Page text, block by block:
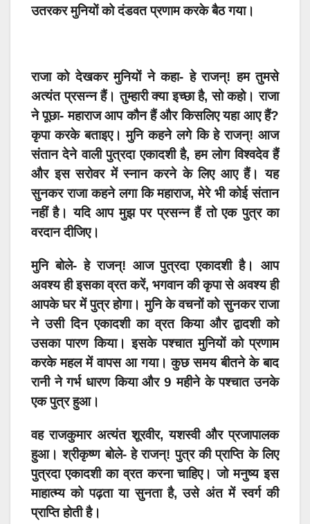
उतरकर मुनियों को दंडवत प्रणाम करके बैठ गया।
राजा को देखकर मुनियों ने कहा- हे राजन्! हम तुमसे
अत्यंत प्रसन्न हैं। तुम्हारी क्या इच्छा है, सो कहो। राजा
ने पूछा- महाराज आप कौन हैं और किसलिए यहा आए हैं?
कृपा करके बताइए। मुनि कहने लगे कि हे राजन्! आज
संतान देने वाली पुत्रदा एकादशी है, हम लोग विश्वदेव हैं
और इस सरोवर में स्नान करने के लिए आए हैं। यह
सुनकर राजा कहने लगा कि महाराज, मेरे भी कोई संतान
नहीं है। यदि आप मुझ पर प्रसन्न हैं तो एक पुत्र का
वरदान दीजिए।
मुनि बोले- हे राजन्! आज पुत्रदा एकादशी है। आप
अवश्य ही इसका व्रत करें, भगवान की कृपा से अवश्य ही
आपके घर में पुत्र होगा। मुनि के वचनों को सुनकर राजा
ने उसी दिन एकादशी का व्रत किया और द्वादशी को
उसका पारण किया। इसके पश्चात मुनियों को प्रणाम
करके महल में वापस आ गया। कुछ समय बीतने के बाद
रानी ने गर्भ धारण किया और 9 महीने के पश्चात उनके
एक पुत्र हुआ।
वह राजकुमार अत्यंत शूरवीर, यशस्वी और प्रजापालक
हुआ। श्रीकृष्ण बोले- हे राजन्! पुत्र की प्राप्ति के लिए
पुत्रदा एकादशी का व्रत करना चाहिए। जो मनुष्य इस
माहात्म्य को पढ़ता या सुनता है, उसे अंत में स्वर्ग की
प्राप्ति होती है।